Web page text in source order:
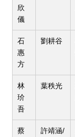
欣
儀
石
惠
方
劉耕谷
林
玠
吾
葉秩光
蔡
許靖涵/